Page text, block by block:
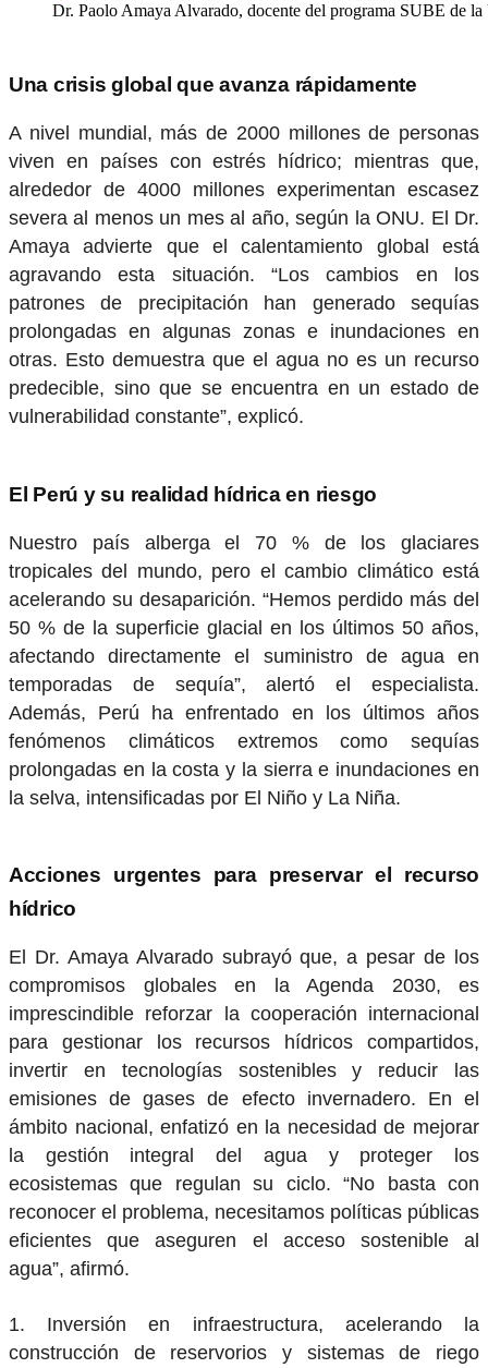
Dr. Paolo Amaya Alvarado, docente del programa SUBE de
Una crisis global que avanza rápidamente
A nivel mundial, más de 2000 millones de personas
viven en países con estrés hídrico; mientras que,
alrededor de 4000 millones experimentan escasez
severa al menos un mes al año, según la ONU. El Dr.
Amaya advierte que el calentamiento global está
agravando esta situación. “Los cambios en los
patrones de precipitación han generado sequías
prolongadas en algunas zonas e inundaciones en
otras. Esto demuestra que el agua no es un recurso
predecible, sino que se encuentra en un estado de
vulnerabilidad constante”, explicó.
El Perú y su realidad hídrica en riesgo
Nuestro país alberga el 70 % de los glaciares
tropicales del mundo, pero el cambio climático está
acelerando su desaparición. “Hemos perdido más del
50 % de la superficie glacial en los últimos 50 años,
afectando directamente el suministro de agua en
temporadas de sequía”, alertó el especialista.
Además, Perú ha enfrentado en los últimos años
fenómenos climáticos extremos como sequías
prolongadas en la costa y la sierra e inundaciones en
la selva, intensificadas por El Niño y La Niña.
Acciones urgentes para preservar el recurso
hídrico
El Dr. Amaya Alvarado subrayó que, a pesar de los
compromisos globales en la Agenda 2030, es
imprescindible reforzar la cooperación internacional
para gestionar los recursos hídricos compartidos,
invertir en tecnologías sostenibles y reducir las
emisiones de gases de efecto invernadero. En el
ámbito nacional, enfatizó en la necesidad de mejorar
la gestión integral del agua y proteger los
ecosistemas que regulan su ciclo. “No basta con
reconocer el problema, necesitamos políticas públicas
eficientes que aseguren el acceso sostenible al
agua”, afirmó.
1. Inversión en infraestructura, acelerando la
construcción de reservorios y sistemas de riego